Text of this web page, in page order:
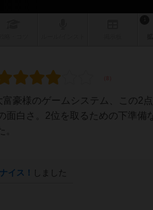
豪様のゲームシステム、この2
白さ。2位を取るための下準備
ナイス！ しました